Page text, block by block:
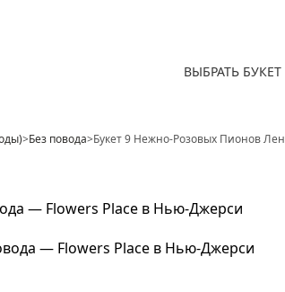
ВЫБРАТЬ БУКЕТ
>Без повода>Букет 9 Нежно-Розовых Пионов